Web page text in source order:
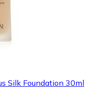
Silk Foundation 30ml